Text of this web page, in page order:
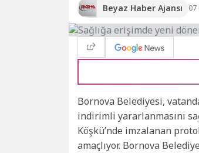
Beyaz Haber Ajansı 07
Bornova Belediyesi,
indirimli yararlanmasını
Köşkü’nde imzalanan
amaçlıyor. Bornova